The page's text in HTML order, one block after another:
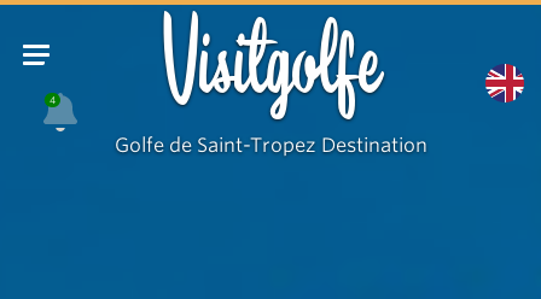
4 Visitgolfe
Golfe de Saint-Tropez Destination